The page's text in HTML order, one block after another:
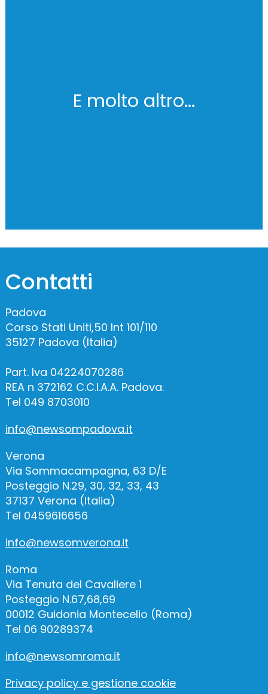
E molto altro...
Contatti
Padova
Corso Stati Uniti,50 Int 101/110
35127 Padova (Italia)
Part. Iva 04224070286
REA n 372162 C.C.I.A.A. Padova.
Tel 049 8703010
info@newsompadova.it
Verona
Via Sommacampagna, 63 D/E
Posteggio N.29, 30, 32, 33, 43
37137 Verona (Italia)
Tel 0459616656
info@newsomverona.it
Roma
Via Tenuta del Cavaliere 1
Posteggio N.67,68,69
00012 Guidonia Montecelio (Roma)
Tel 06 90289374
info@newsomroma.it
Privacy policy e gestione cookie